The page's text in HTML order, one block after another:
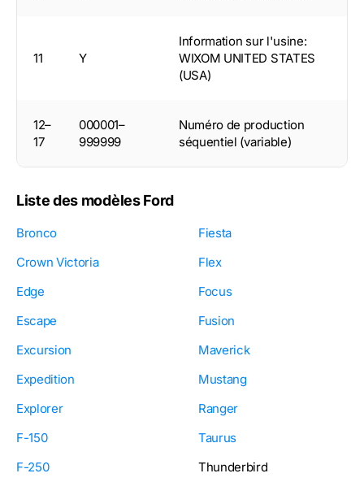
11 Y
Information sur l'usine:
WIXOM UNITED STATES
(USA)
12–
17
000001–
999999
Numéro de production
séquentiel (variable)
Liste des modèles Ford
Bronco
Crown Victoria
Edge
Escape
Excursion
Expedition
Explorer
F-150
F-250
Fiesta
Flex
Focus
Fusion
Maverick
Mustang
Ranger
Taurus
Thunderbird